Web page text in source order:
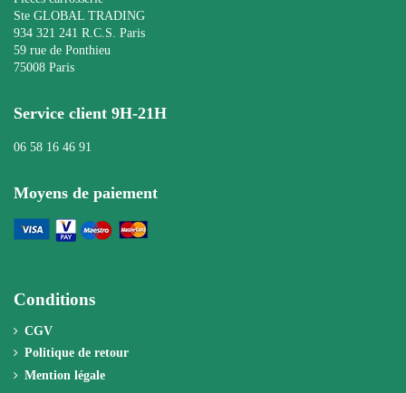
Ste GLOBAL TRADING
934 321 241 R.C.S. Paris
59 rue de Ponthieu
75008 Paris
Service client 9H-21H
06 58 16 46 91
Moyens de paiement
Conditions
CGV
Politique de retour
Mention légale